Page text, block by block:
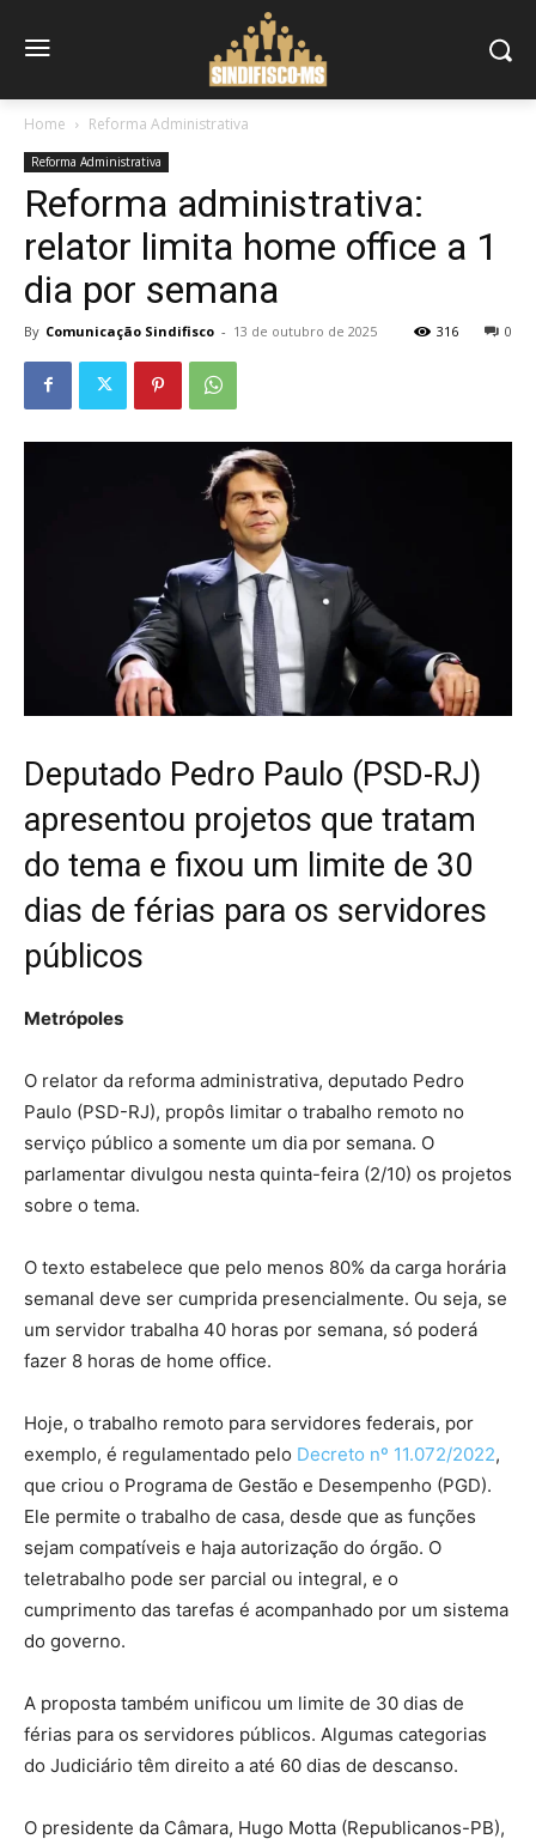
Home Reforma Administrativa
Reforma Administrativa
Reforma administrativa:
relator limita home office a 1
dia por semana
By Comunicação Sindifisco - 13 de outubro de 2025 0
316
Deputado Pedro Paulo (PSD-RJ)
apresentou projetos que tratam
do tema e fixou um limite de 30
dias de férias para os servidores
públicos
Metrópoles
O relator da reforma administrativa, deputado Pedro
Paulo (PSD-RJ), propôs limitar o trabalho remoto no
serviço público a somente um dia por semana. O
parlamentar divulgou nesta quinta-feira (2/10) os projetos
sobre o tema.
O texto estabelece que pelo menos 80% da carga horária
semanal deve ser cumprida presencialmente. Ou seja, se
um servidor trabalha 40 horas por semana, só poderá
fazer 8 horas de home office.
Hoje, o trabalho remoto para servidores federais, por
exemplo, é regulamentado pelo Decreto nº 11.072/2022,
que criou o Programa de Gestão e Desempenho (PGD).
Ele permite o trabalho de casa, desde que as funções
sejam compatíveis e haja autorização do órgão. O
teletrabalho pode ser parcial ou integral, e o
cumprimento das tarefas é acompanhado por um sistema
do governo.
A proposta também unificou um limite de 30 dias de
férias para os servidores públicos. Algumas categorias
do Judiciário têm direito a até 60 dias de descanso.
O presidente da Câmara, Hugo Motta (Republicanos-PB),